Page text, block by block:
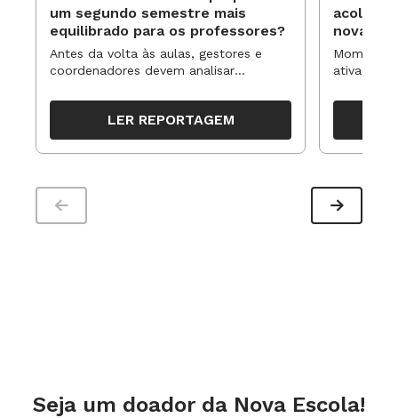
um segundo semestre mais
equilibrado para os professores?
Antes da volta às aulas, gestores e
coordenadores devem analisar
organizar ações para orientar o
trabalho pedagógico ao longo do
período
LER REPORTAGEM
novas
ativa
propostas
Seja um doador da Nova Escola!